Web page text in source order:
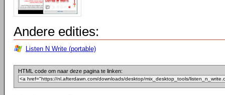
Andere edities:
Listen N Write (portable)
HTML code om naar deze pagina te linken: